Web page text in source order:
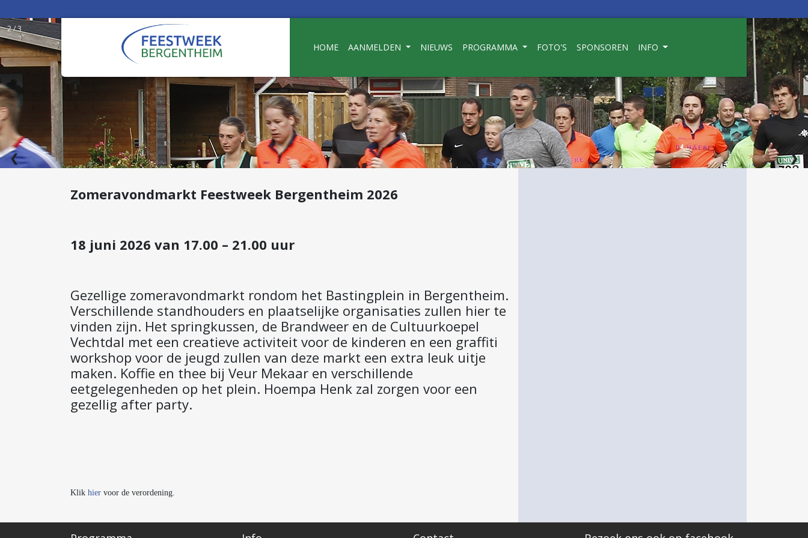
2 / 3
15 t/m 20 juni
WEEK 25
❮ ❯
HOME AANMELDEN NIEUWS PROGRAMMA FOTO'S SPONSOREN INFO
Zomeravondmarkt Feestweek Bergentheim 2026
18 juni 2026 van 17.00 – 21.00 uur
Gezellige zomeravondmarkt rondom het Bastingplein in Bergentheim.
Verschillende standhouders en plaatselijke organisaties zullen hier te
vinden zijn. Het springkussen, de Brandweer en de Cultuurkoepel
Vechtdal met een creatieve activiteit voor de kinderen en een graffiti
workshop voor de jeugd zullen van deze markt een extra leuk uitje
maken. Koffie en thee bij Veur Mekaar en verschillende
eetgelegenheden op het plein. Hoempa Henk zal zorgen voor een
gezellig after party.
Klik hier voor de verordening.